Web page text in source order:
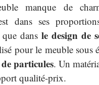
manque de
dans ses
dans le design de
pour le meuble sous
particules. Un
qualité-prix.